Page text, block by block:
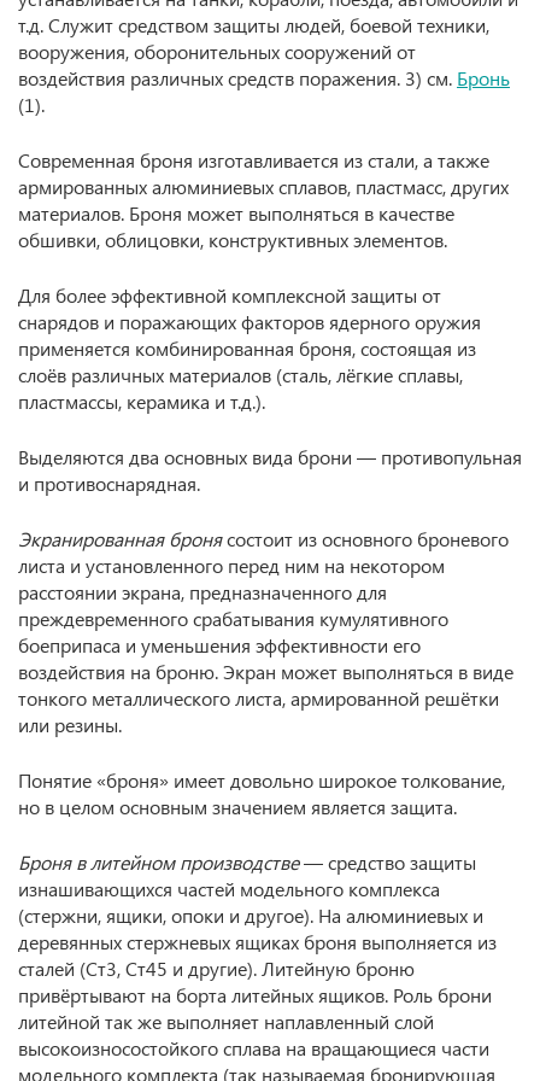
т.д. Служит средством защиты людей, боевой техники,
вооружения, оборонительных сооружений от
воздействия различных средств поражения. 3) см. Бронь
(1).
Современная броня изготавливается из стали, а также
армированных алюминиевых сплавов, пластмасс, других
материалов. Броня может выполняться в качестве
обшивки, облицовки, конструктивных элементов.
Для более эффективной комплексной защиты от
снарядов и поражающих факторов ядерного оружия
применяется комбинированная броня, состоящая из
слоёв различных материалов (сталь, лёгкие сплавы,
пластмассы, керамика и т.д.).
Выделяются два основных вида брони — противопульная
и противоснарядная.
Экранированная бронясостоит из основного броневого
листа и установленного перед ним на некотором
расстоянии экрана, предназначенного для
преждевременного срабатывания кумулятивного
боеприпаса и уменьшения эффективности его
воздействия на броню. Экран может выполняться в виде
тонкого металлического листа, армированной решётки
или резины.
Понятие «броня» имеет довольно широкое толкование,
но в целом основным значением является защита.
Броня в литейном производстве— средство защиты
изнашивающихся частей модельного комплекса
(стержни, ящики, опоки и другое). На алюминиевых и
деревянных стержневых ящиках броня выполняется из
сталей (Ст3, Ст45 и другие). Литейную броню
привёртывают на борта литейных ящиков. Роль брони
литейной так же выполняет наплавленный слой
высокоизносостойкого сплава на вращающиеся части
модельного комплекта (так называемая бронирующая